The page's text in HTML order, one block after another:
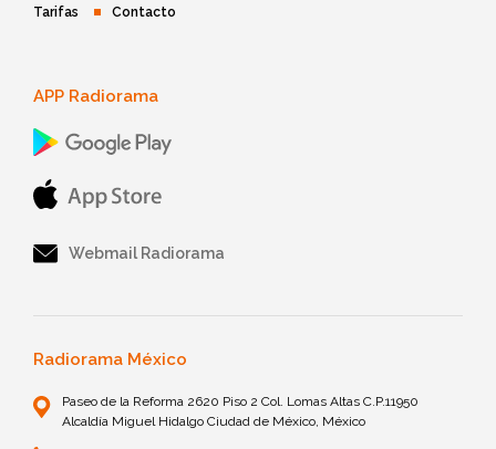
Tarifas Contacto
APP Radiorama
Webmail Radiorama
Radiorama México
Paseo de la Reforma 2620 Piso 2 Col. Lomas Altas C.P.11950
Alcaldía Miguel Hidalgo Ciudad de México, México